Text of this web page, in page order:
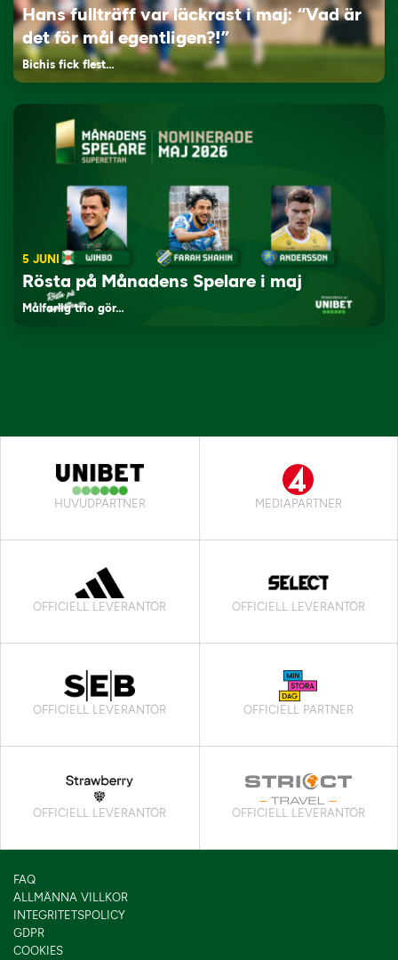
Hans fullträff var läckrast i maj: “Vad är
det för mål egentligen?!”
Bichis fick flest…
5 JUNI
Rösta på Månadens Spelare i maj
Målfarlig trio gör…
HUVUDPARTNER MEDIAPARTNER
OFFICIELL LEVERANTÖR OFFICIELL LEVERANTÖR
OFFICIELL LEVERANTÖR OFFICIELL PARTNER
OFFICIELL LEVERANTÖR OFFICIELL LEVERANTÖR
FAQ
ALLMÄNNA VILLKOR
INTEGRITETSPOLICY
GDPR
COOKIES